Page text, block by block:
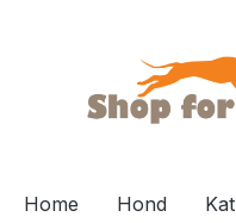
Home Hond Kat